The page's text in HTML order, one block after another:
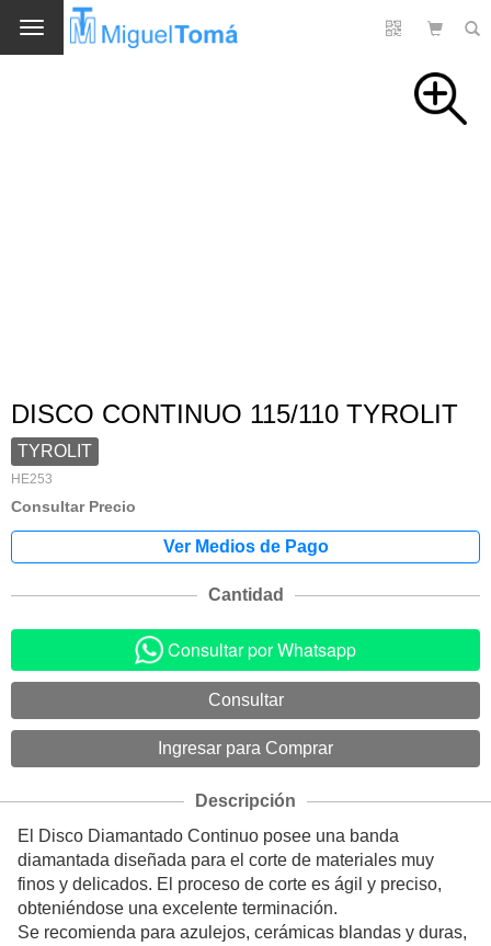
Cambio
DISCO CONTINUO 115/110 TYROLIT
TYROLIT
HE253
Consultar Precio
Cantidad
Consultar por Whatsapp
Descripción
El Disco Diamantado Continuo posee una banda
diamantada diseñada para el corte de materiales muy
finos y delicados. El proceso de corte es ágil y preciso,
obteniéndose una excelente terminación.
Se recomienda para azulejos, cerámicas blandas y duras,